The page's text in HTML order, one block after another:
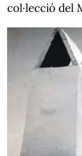
col·lecció del